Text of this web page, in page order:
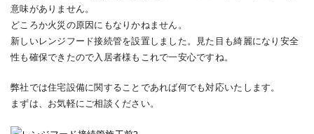
意味がありません。
どころか火災の原因にもなりかねません。
新しいレンジフード接続管を設置しました。見た目も綺麗になり安全
性も確保できたので入居者様もこれで一安心ですね。
弊社では住宅設備に関することであれば何でも対応いたします。
まずは、お気軽にご相談ください。